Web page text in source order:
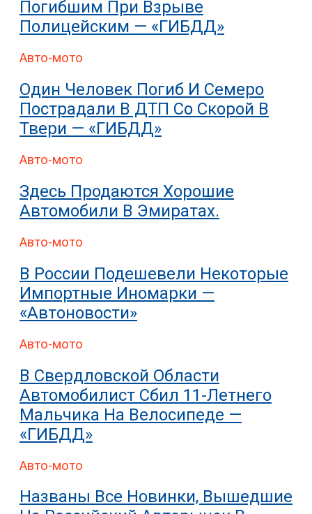
Погибшим При Взрыве
Полицейским — «ГИБДД»
Авто-мото
Один Человек Погиб И Семеро
Пострадали В ДТП Со Скорой В
Твери — «ГИБДД»
Авто-мото
Здесь Продаются Хорошие
Автомобили В Эмиратах.
Авто-мото
В России Подешевели Некоторые
Импортные Иномарки —
«Автоновости»
Авто-мото
В Свердловской Области
Автомобилист Сбил 11-Летнего
Мальчика На Велосипеде —
«ГИБДД»
Авто-мото
Названы Все Новинки, Вышедшие